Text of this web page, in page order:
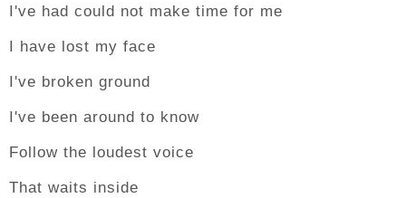
I've had could not make time for me
I have lost my face
I've broken ground
I've been around to know
Follow the loudest voice
That waits inside